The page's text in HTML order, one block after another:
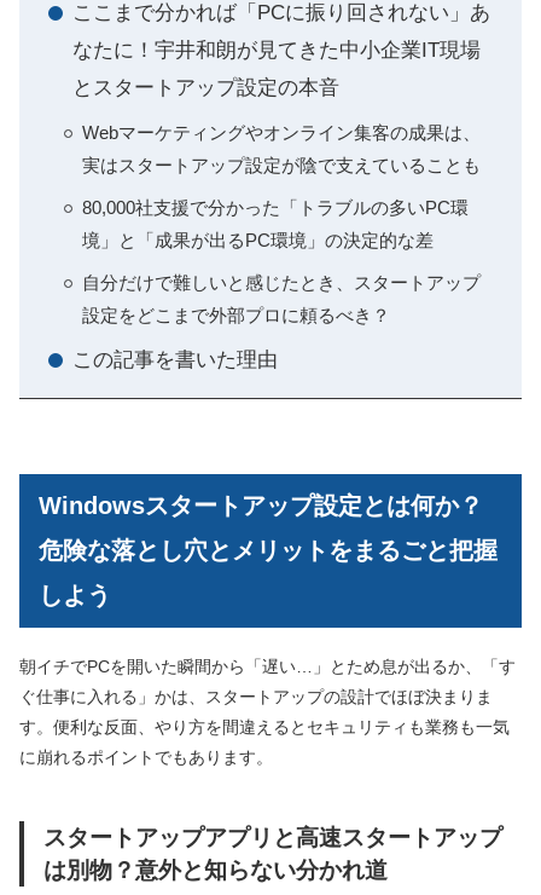
ここまで分かれば「PCに振り回されない」あ
なたに！宇井和朗が見てきた中小企業IT現場
とスタートアップ設定の本音
Webマーケティングやオンライン集客の成果は、
実はスタートアップ設定が陰で支えていることも
80,000社支援で分かった「トラブルの多いPC環
境」と「成果が出るPC環境」の決定的な差
自分だけで難しいと感じたとき、スタートアップ
設定をどこまで外部プロに頼るべき？
この記事を書いた理由
Windowsスタートアップ設定とは何か？
危険な落とし穴とメリットをまるごと把握
しよう
朝イチでPCを開いた瞬間から「遅い…」とため息が出るか、「す
ぐ仕事に入れる」かは、スタートアップの設計でほぼ決まりま
す。便利な反面、やり方を間違えるとセキュリティも業務も一気
に崩れるポイントでもあります。
スタートアップアプリと高速スタートアップ
は別物？意外と知らない分かれ道